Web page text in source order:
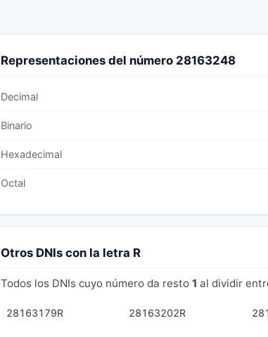
Representaciones del número 28163248
Decimal
Binario
Hexadecimal
Octal
Otros DNIs con la letra R
Todos los DNIs cuyo número da resto 1 al dividir
28163179R 28163202R